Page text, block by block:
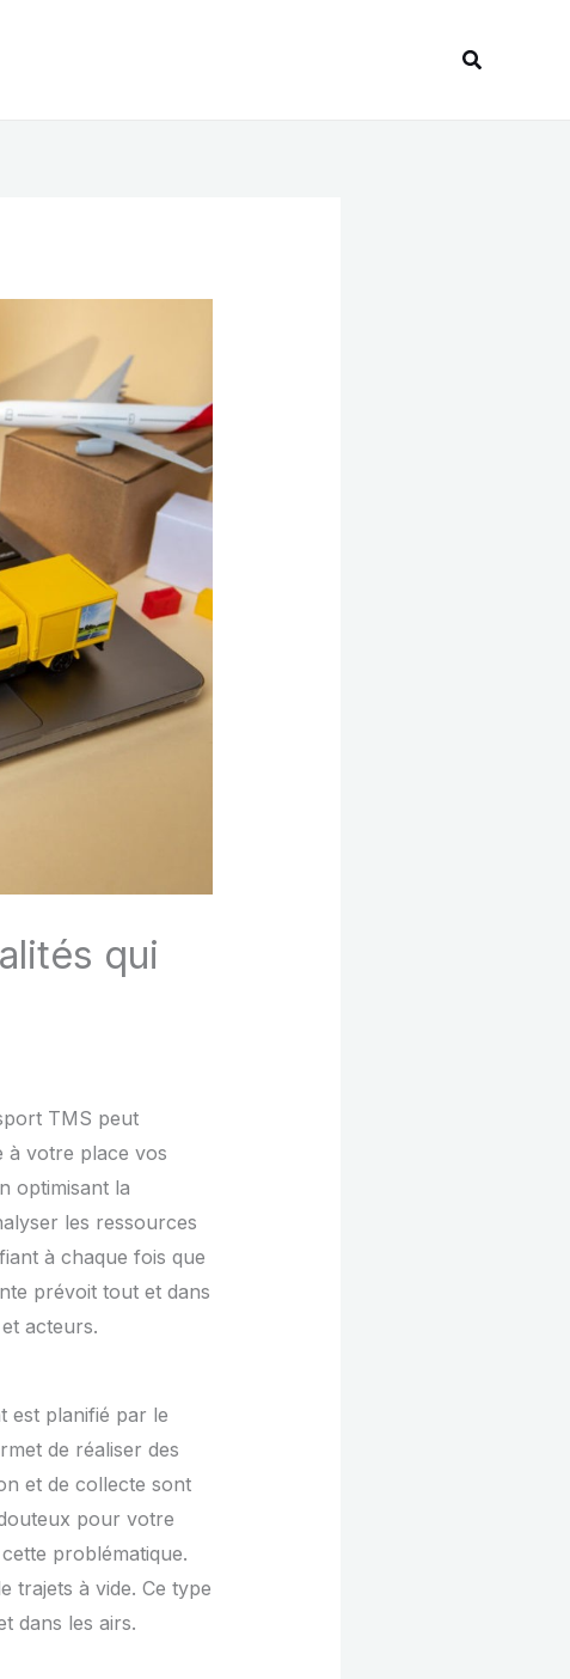
qui
TMS peut
à votre place vos
optimisant la
les ressources
à chaque fois que
prévoit tout et dans
acteurs.
est planifié par le
de réaliser des
et de collecte sont
pour votre
problématique.
trajets à vide. Ce type
dans les airs.